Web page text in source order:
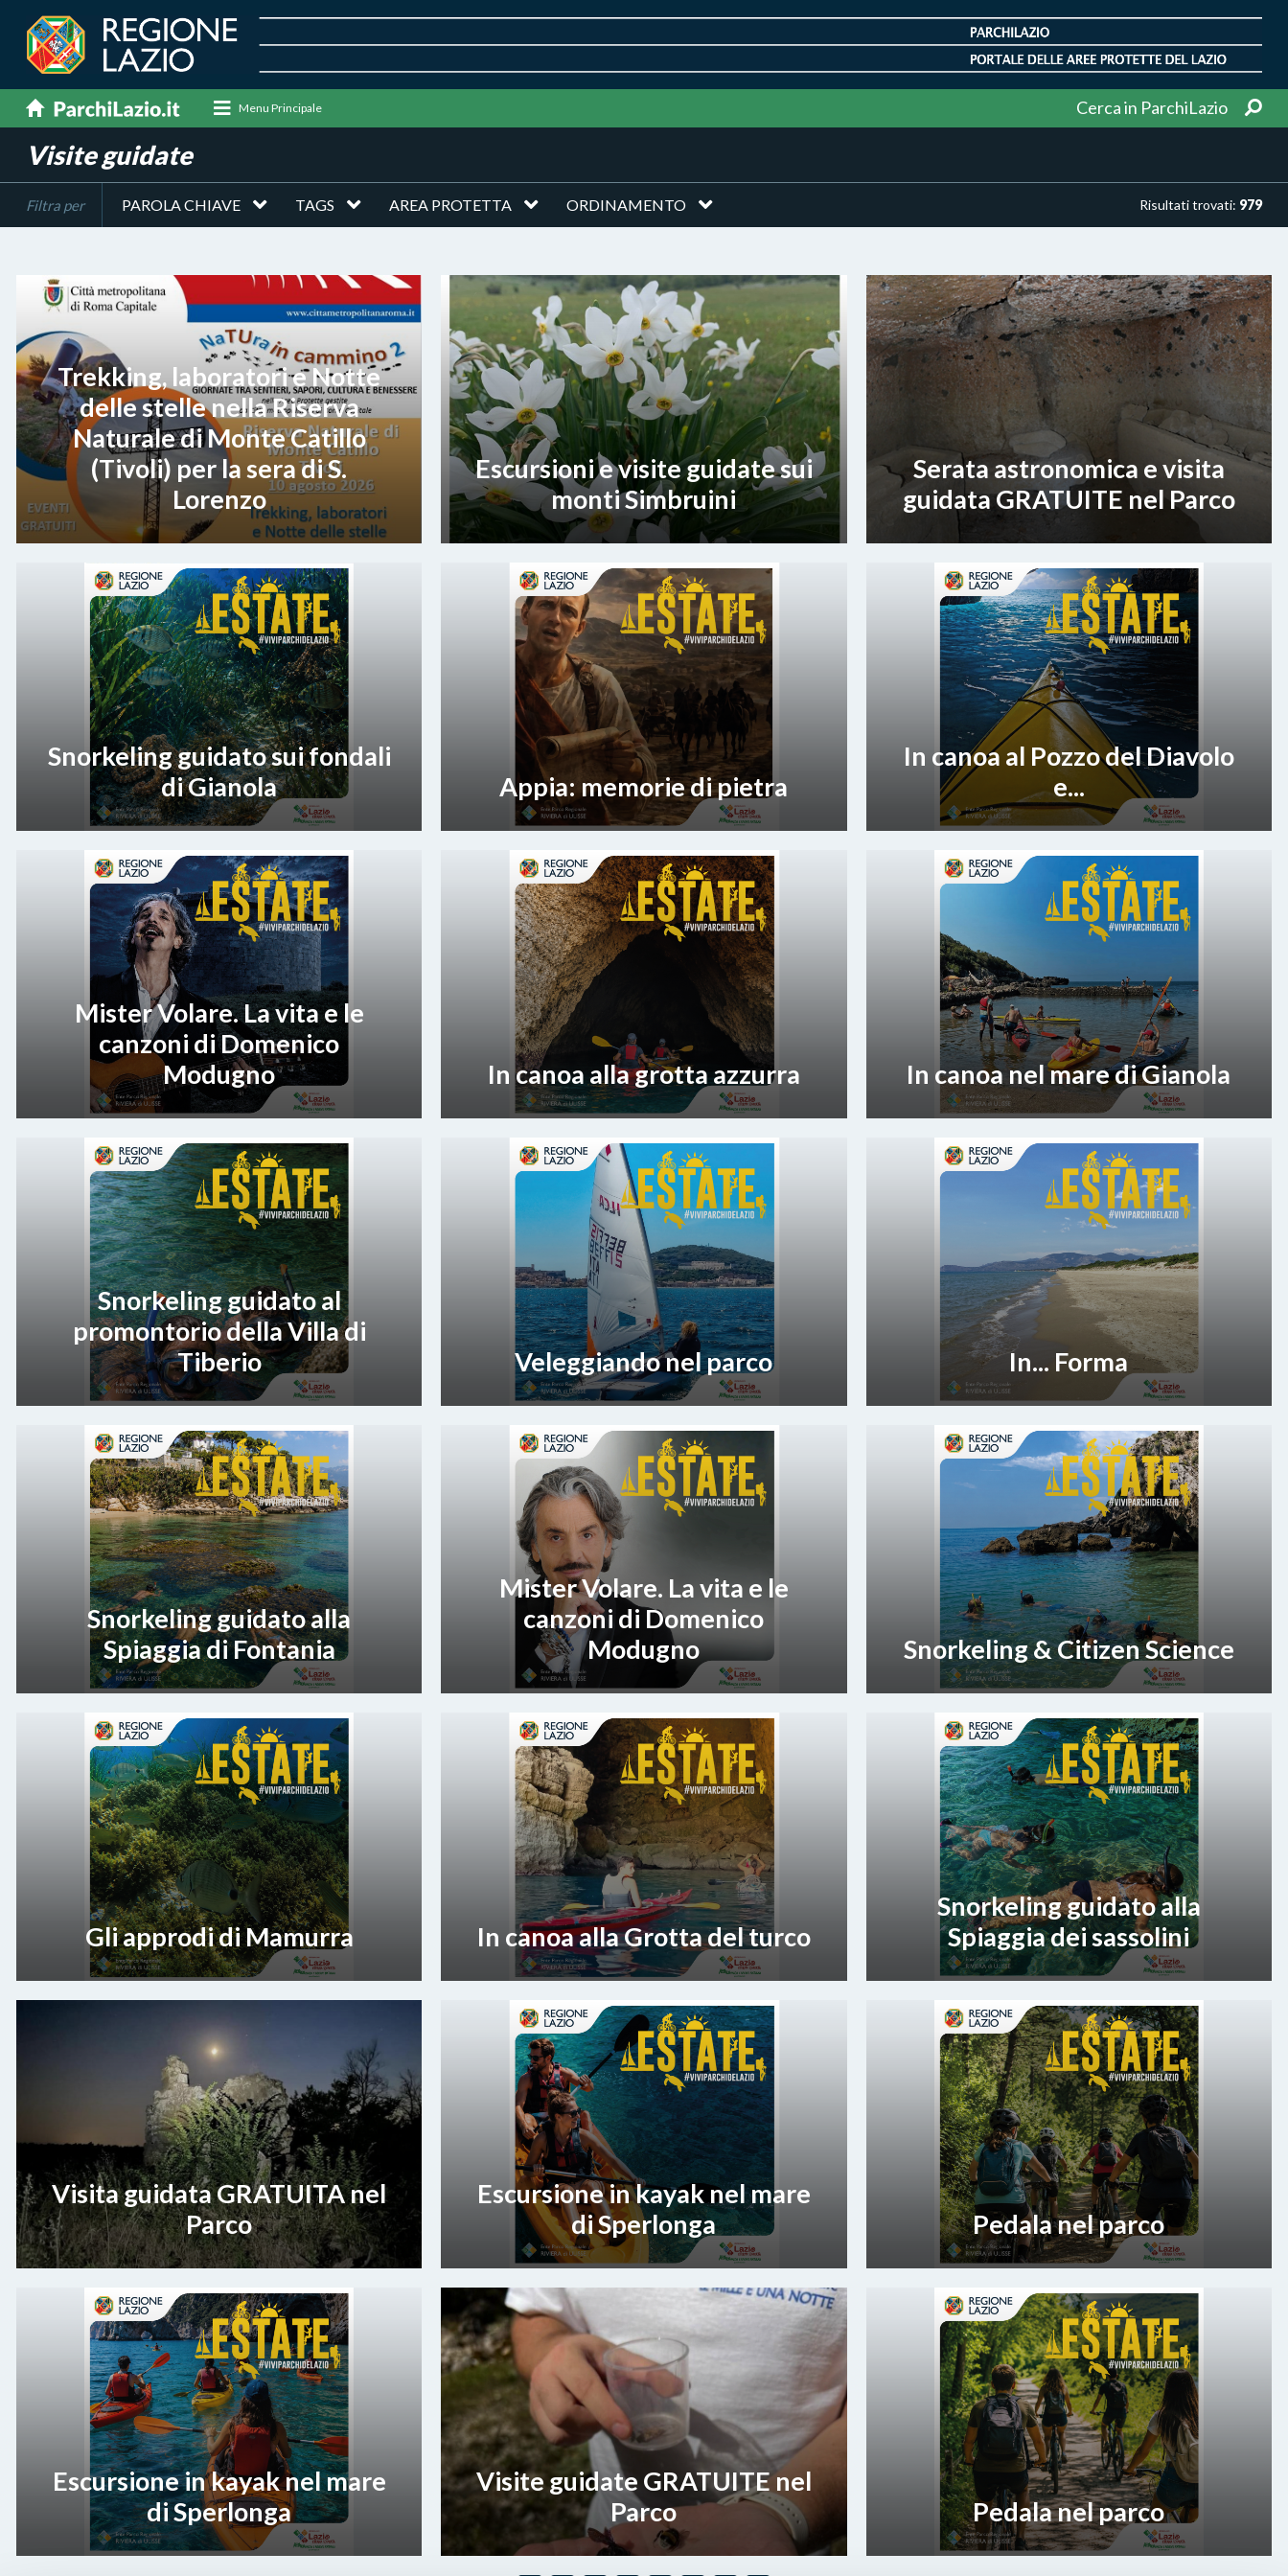
Cerca in ParchiLazio
Menu Principale
Visite guidate
Filtra per Risultati trovati: 979
PAROLA CHIAVE TAGS AREA PROTETTA ORDINAMENTO
Trekking, laboratori e Notte
delle stelle nella Riserva
Naturale di Monte Catillo
(Tivoli) per la sera di S.
Lorenzo
Escursioni e visite guidate sui
monti Simbruini
Serata astronomica e visita
guidata GRATUITE nel Parco
Snorkeling guidato sui fondali
di Gianola
Appia: memorie di pietra
In canoa al Pozzo del Diavolo
e...
Mister Volare. La vita e le
canzoni di Domenico
Modugno
In canoa alla grotta azzurra In canoa nel mare di Gianola
Snorkeling guidato al
promontorio della Villa di
Tiberio
Veleggiando nel parco In... Forma
Snorkeling guidato alla
Spiaggia di Fontania
Mister Volare. La vita e le
canzoni di Domenico
Modugno
Snorkeling & Citizen Science
Gli approdi di Mamurra In canoa alla Grotta del turco
Snorkeling guidato alla
Spiaggia dei sassolini
Visita guidata GRATUITA nel
Parco
Escursione in kayak nel mare
di Sperlonga
Pedala nel parco
Escursione in kayak nel mare
di Sperlonga
Visite guidate GRATUITE nel
Parco
Pedala nel parco